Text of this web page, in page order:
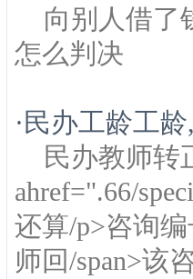
向别人借了
怎么判决
· 民办工龄工
民办教师转
ahref=".66/
还算/p>咨询编
师回/span>该